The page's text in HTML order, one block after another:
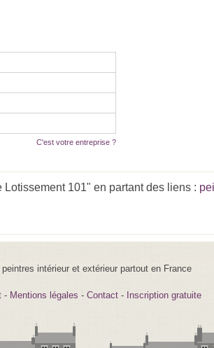
C'est votre entreprise ?
101" en partant des liens :
intérieur et extérieur partout en France
- Mentions légales - Contact- Inscription gratuite